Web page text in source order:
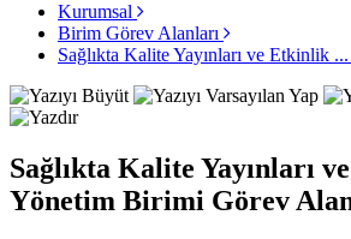
Kurumsal
Birim Görev Alanları
Sağlıkta Kalite Yayınları ve Etkinlik ...
Sağlıkta Kalite Yayınları
Yönetim Birimi Görev